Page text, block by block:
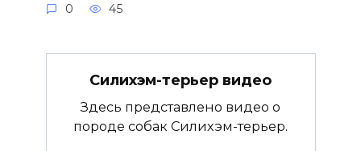
0 45
Силихэм-терьер видео
Здесь представлено видео о
породе собак Силихэм-терьер.